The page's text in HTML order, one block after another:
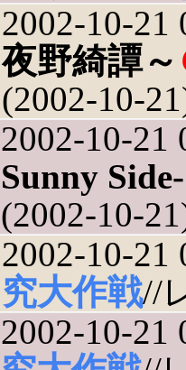
2002-10-21
夜野綺譚～
(2002-10-
2002-10-21
Sunny Side-
(2002-10-
2002-10-21
究大作戦//
2002-10-21